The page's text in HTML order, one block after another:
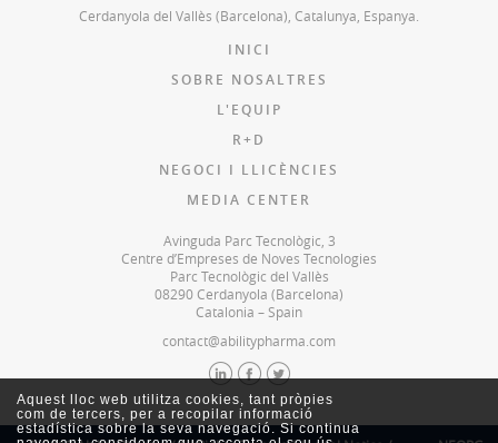
Cerdanyola del Vallès (Barcelona), Catalunya, Espanya.
INICI
SOBRE NOSALTRES
L'EQUIP
R+D
NEGOCI I LLICÈNCIES
MEDIA CENTER
Avinguda Parc Tecnològic, 3
Centre d’Empreses de Noves Tecnologies
Parc Tecnològic del Vallès
08290 Cerdanyola (Barcelona)
Catalonia – Spain
contact@abilitypharma.com
Aquest lloc web utilitza cookies, tant pròpies
com de tercers, per a recopilar informació
estadística sobre la seva navegació. Si continua